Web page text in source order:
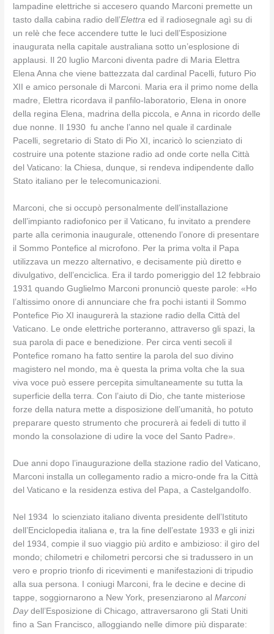
lampadine elettriche si accesero quando Marconi premette un
tasto dalla cabina radio dell’Elettra ed il radiosegnale agì su di
un relè che fece accendere tutte le luci dell’Esposizione
inaugurata nella capitale australiana sotto un’esplosione di
applausi. Il 20 luglio Marconi diventa padre di Maria Elettra
Elena Anna che viene battezzata dal cardinal Pacelli, futuro Pio
XII e amico personale di Marconi. Maria era il primo nome della
madre, Elettra ricordava il panfilo-laboratorio, Elena in onore
della regina Elena, madrina della piccola, e Anna in ricordo delle
due nonne. Il 1930 fu anche l’anno nel quale il cardinale
Pacelli, segretario di Stato di Pio XI, incaricò lo scienziato di
costruire una potente stazione radio ad onde corte nella Città
del Vaticano: la Chiesa, dunque, si rendeva indipendente dallo
Stato italiano per le telecomunicazioni.
Marconi, che si occupò personalmente dell’installazione
dell’impianto radiofonico per il Vaticano, fu invitato a prendere
parte alla cerimonia inaugurale, ottenendo l’onore di presentare
il Sommo Pontefice al microfono. Per la prima volta il Papa
utilizzava un mezzo alternativo, e decisamente più diretto e
divulgativo, dell’enciclica. Era il tardo pomeriggio del 12 febbraio
1931 quando Guglielmo Marconi pronunciò queste parole: «Ho
l’altissimo onore di annunciare che fra pochi istanti il Sommo
Pontefice Pio XI inaugurerà la stazione radio della Città del
Vaticano. Le onde elettriche porteranno, attraverso gli spazi, la
sua parola di pace e benedizione. Per circa venti secoli il
Pontefice romano ha fatto sentire la parola del suo divino
magistero nel mondo, ma è questa la prima volta che la sua
viva voce può essere percepita simultaneamente su tutta la
superficie della terra. Con l’aiuto di Dio, che tante misteriose
forze della natura mette a disposizione dell’umanità, ho potuto
preparare questo strumento che procurerà ai fedeli di tutto il
mondo la consolazione di udire la voce del Santo Padre».
Due anni dopo l’inaugurazione della stazione radio del Vaticano,
Marconi installa un collegamento radio a micro-onde fra la Città
del Vaticano e la residenza estiva del Papa, a Castelgandolfo.
Nel 1934 lo scienziato italiano diventa presidente dell’Istituto
dell’Enciclopedia italiana e, tra la fine dell’estate 1933 e gli inizi
del 1934, compie il suo viaggio più ardito e ambizioso: il giro del
mondo; chilometri e chilometri percorsi che si tradussero in un
vero e proprio trionfo di ricevimenti e manifestazioni di tripudio
alla sua persona. I coniugi Marconi, fra le decine e decine di
tappe, soggiornarono a New York, presenziarono alMarconi
Daydell’Esposizione di Chicago, attraversarono gli Stati Uniti
fino a San Francisco, alloggiando nelle dimore più disparate: